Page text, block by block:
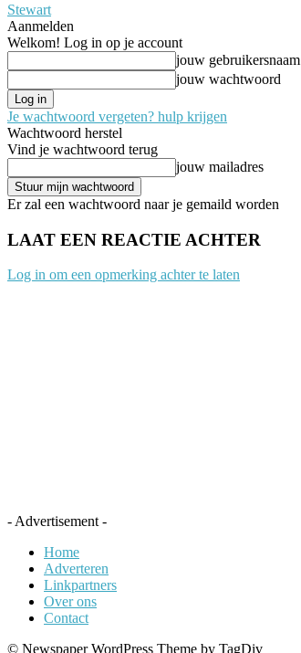
Stewart
Aanmelden
Welkom! Log in op je account
jouw gebruikersnaam
jouw wachtwoord
Je wachtwoord vergeten? hulp krijgen
Wachtwoord herstel
Vind je wachtwoord terug
jouw mailadres
Er zal een wachtwoord naar je gemaild worden
LAAT EEN REACTIE ACHTER
Log in om een opmerking achter te laten
- Advertisement -
Home
Adverteren
Linkpartners
Over ons
Contact
© Newspaper WordPress Theme by TagDiv